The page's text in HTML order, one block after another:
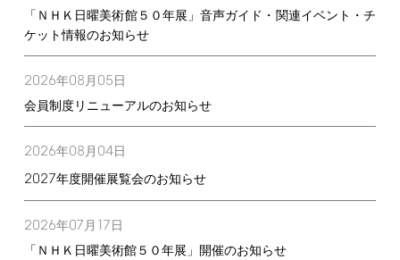
「ＮＨＫ日曜美術館５０年展」音声ガイド・関連イベント・チ
ケット情報のお知らせ
2026年08月 05日
会員制度リニューアルのお知らせ
2026年08月 04日
2027年度開催展覧会のお知らせ
2026年07月 17日
「ＮＨＫ日曜美術館５０年展」開催のお知らせ